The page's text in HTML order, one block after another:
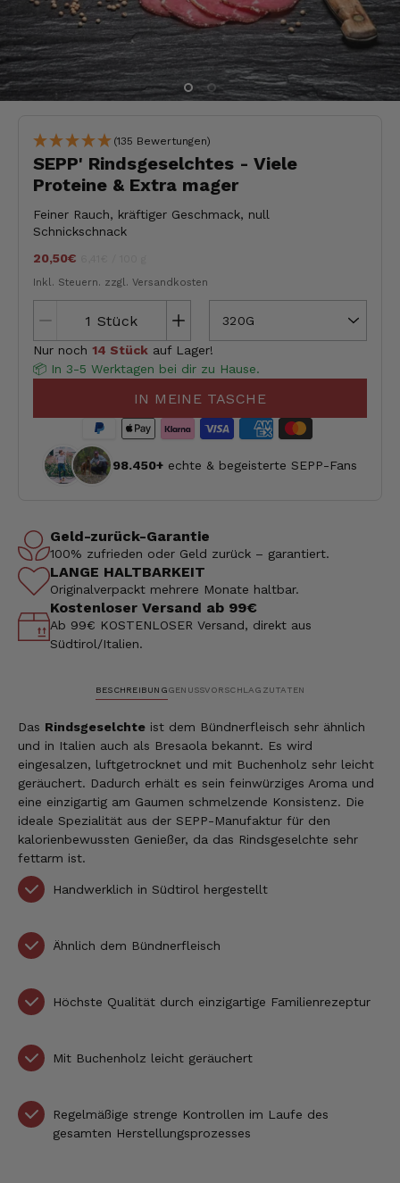
(135 Bewertungen)
SEPP' Rindsgeselchtes - Viele
Proteine & Extra mager
Feiner Rauch, kräftiger Geschmack, null
Schnickschnack
20,50€
Inkl. Steuern. zzgl. Versandkosten
Stück 320G
Nur noch 14 Stück auf Lager!
📦 In 3-5 Werktagen bei dir zu Hause.
IN MEINE TASCHE
98.450+ echte & begeisterte SEPP-Fans
Geld-zurück-Garantie
100% zufrieden oder Geld zurück – garantiert.
LANGE HALTBARKEIT
Originalverpackt mehrere Monate haltbar.
Kostenloser Versand ab 99€
Ab 99€ KOSTENLOSER Versand, direkt aus
Südtirol/Italien.
BESCHREIBUNGGENUSSVORSCHLAG ZUTATEN
Das Rindsgeselchte ist dem Bündnerfleisch sehr ähnlich
und in Italien auch als Bresaola bekannt. Es wird
eingesalzen, luftgetrocknet und mit Buchenholz sehr leicht
geräuchert. Dadurch erhält es sein feinwürziges Aroma und
eine einzigartig am Gaumen schmelzende Konsistenz. Die
ideale Spezialität aus der SEPP-Manufaktur für den
kalorienbewussten Genießer, da das Rindsgeselchte sehr
fettarm ist.
Handwerklich in Südtirol hergestellt
Ähnlich dem Bündnerfleisch
Höchste Qualität durch einzigartige Familienrezeptur
Mit Buchenholz leicht geräuchert
Regelmäßige strenge Kontrollen im Laufe des
gesamten Herstellungsprozesses